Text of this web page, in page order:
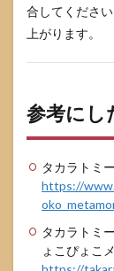
合してくださ
上がります。
参考にし
タカラトミ
https://
タカラトミ
ょこぴょこ